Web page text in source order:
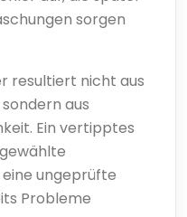
sorgen
resultiert nicht aus
aus
Ein vertipptes
ungeprüfte
Probleme